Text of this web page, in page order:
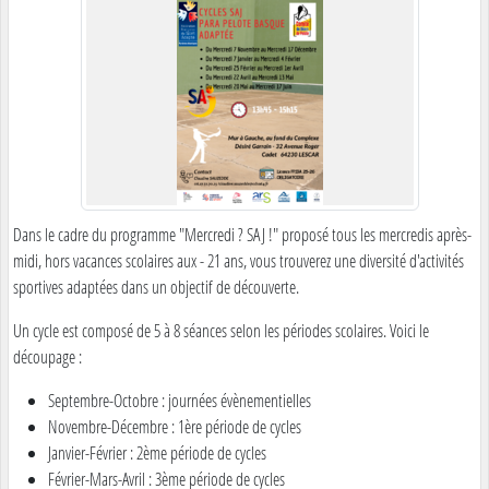
Dans le cadre du programme "Mercredi ? SAJ !" proposé tous les mercredis après-
midi, hors vacances scolaires aux - 21 ans, vous trouverez une diversité d'activités
sportives adaptées dans un objectif de découverte.
Un cycle est composé de 5 à 8 séances selon les périodes scolaires. Voici le
découpage :
Septembre-Octobre : journées évènementielles
Novembre-Décembre : 1ère période de cycles
Janvier-Février : 2ème période de cycles
Février-Mars-Avril : 3ème période de cycles